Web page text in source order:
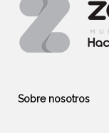
Sobre nosotros